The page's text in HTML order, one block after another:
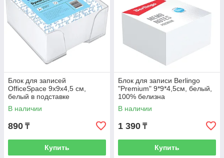
Блок для записей
OfficeSpace 9х9х4,5 см,
белый в подставке
В наличии
890 ₸
Купить
Блок для записи Berlingo
"Premium" 9*9*4,5см, белый,
100% белизна
В наличии
1 390 ₸
Купить